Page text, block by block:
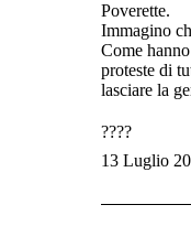
Poverette.
Immagino
Come
proteste di
lasciare la
????
13 Luglio